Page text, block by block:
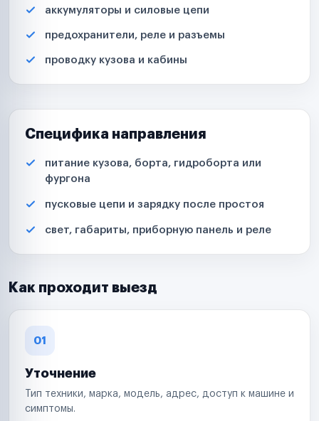
аккумуляторы и силовые цепи
предохранители, реле и разъемы
проводку кузова и кабины
Специфика направления
питание кузова, борта, гидроборта или
фургона
пусковые цепи и зарядку после простоя
свет, габариты, приборную панель и реле
Как проходит выезд
01
Уточнение
Тип техники, марка, модель, адрес, доступ к машине и
симптомы.